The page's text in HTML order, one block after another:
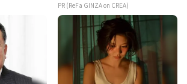
PR (ReFa GINZA on CREA)